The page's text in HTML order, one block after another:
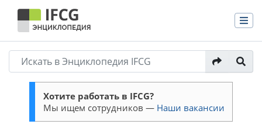
Хотите работать в IFCG?
Мы ищем сотрудников — Наши вакансии